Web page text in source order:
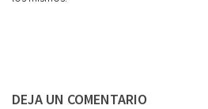
DEJA UN COMENTARIO